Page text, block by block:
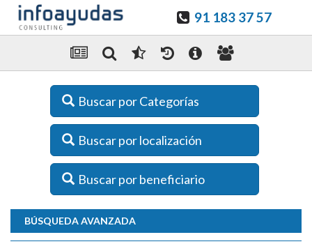
91 183 37 57
Buscar por Categorías
Buscar por localización
Buscar por beneficiario
BÚSQUEDA AVANZADA